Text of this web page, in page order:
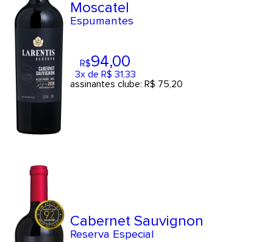
Moscatel
Espumantes
R$94,00
3x de R$ 31,33
assinantes clube: R$ 75,20
Cabernet Sauvignon
Reserva Especial